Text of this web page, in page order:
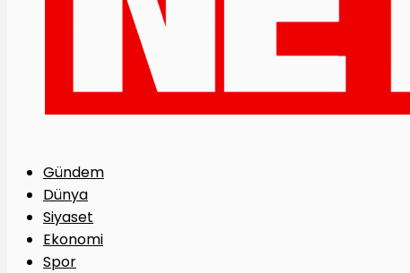
Gündem
Dünya
Siyaset
Ekonomi
Spor